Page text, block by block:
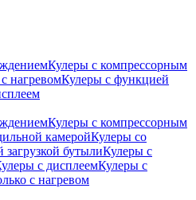
Кулеры с компрессорным
нагревомКулеры с функцией
Кулеры с компрессорным
камеройКулеры со
бутылиКулеры с
с дисплеемКулеры с
с нагревом